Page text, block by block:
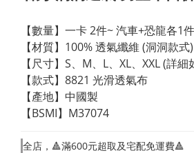
【數量】一卡 2件~ 汽車+恐龍各1件
【材質】100% 透氣纖維 (洞洞款式)
【尺寸】S、M、L、XL、XXL (詳細
【款式】8821 光滑透氣布
【產地】中國製
【BSMI】M37074
全店，🔺滿600元超取及宅配免運費🔺